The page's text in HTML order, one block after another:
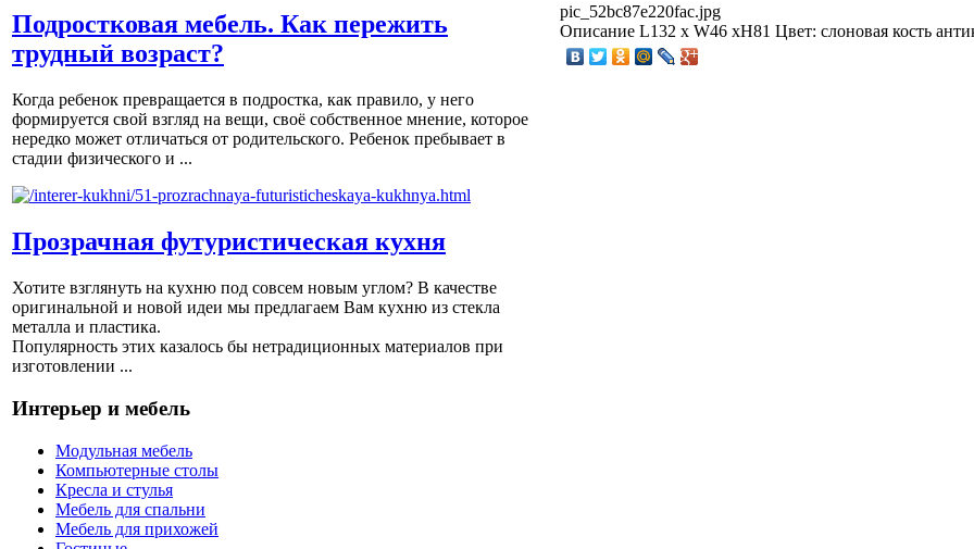
Подростковая мебель. Как пережить
трудный возраст?
Когда ребенок превращается в подростка, как правило, у него
формируется свой взгляд на вещи, своё собственное мнение, которое
нередко может отличаться от родительского. Ребенок пребывает в
стадии физического и ...
Прозрачная футуристическая кухня
Хотите взглянуть на кухню под совсем новым углом? В качестве
оригинальной и новой идеи мы предлагаем Вам кухню из стекла
металла и пластика.
Популярность этих казалось бы нетрадиционных материалов при
изготовлении ...
Интерьер и мебель
Модульная мебель
Компьютерные столы
Кресла и стулья
Мебель для спальни
Мебель для прихожей
pic_52bc87e220fac.jpg
Описание L132 x W46 xH81 Цвет: слоновая кость